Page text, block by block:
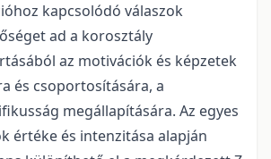
kapcsolódó válaszok
ad a korosztály
az motivációk és képzetek
és csoportosítására, a
megállapítására. Az egyes
értéke és intenzitása alapján